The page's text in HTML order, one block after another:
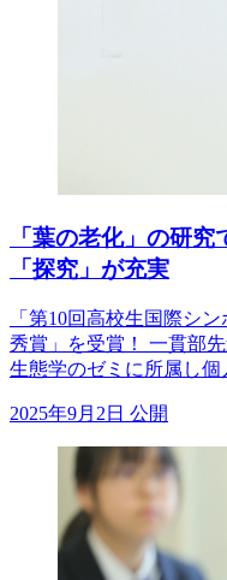
「葉の老化」の研
「探究」が充実
「第10回高校生国際シ
秀賞」を受賞！ 一貫部
生態学のゼミに所属し
2025年9月2日 公開